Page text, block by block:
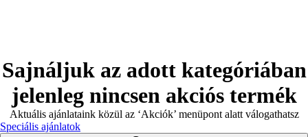
Sajnáljuk az adott kategóriában
jelenleg nincsen akciós termék
Aktuális ajánlataink közül az ‘Akciók’ menüpont alatt válogathatsz
Speciális ajánlatok